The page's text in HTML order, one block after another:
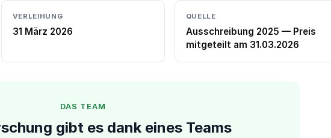
VERLEIHUNG
31 März 2026
QUELLE
Ausschreibung 2025 — Preis
mitgeteilt am 31.03.2026
DAS TEAM
gibt es dank eines Teams